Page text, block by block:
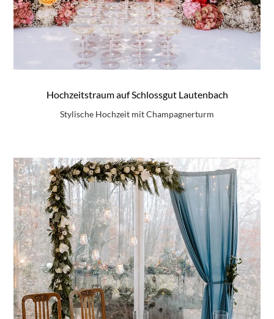
Hochzeitstraum auf Schlossgut Lautenbach
Stylische Hochzeit mit Champagnerturm